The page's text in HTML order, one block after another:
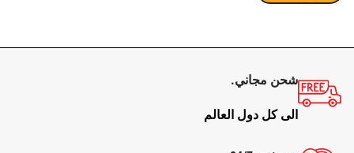
شحن مجاني.
الى كل دول العالم